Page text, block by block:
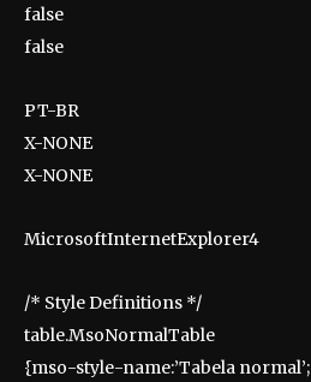
false
false
PT-BR
X-NONE
X-NONE
MicrosoftInternetExplorer4
/* Style Definitions */
table.MsoNormalTable
{mso-style-name:’Tabela normal’;